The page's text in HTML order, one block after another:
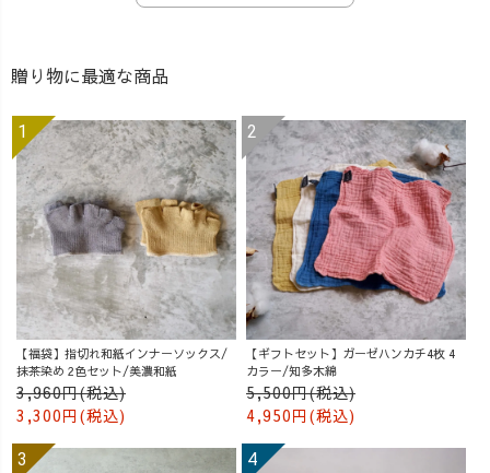
贈り物に最適な商品
【福袋】指切れ和紙インナーソックス/
抹茶染め 2色セット/美濃和紙
3,960円(税込)
3,300円(税込)
【ギフトセット】ガーゼハンカチ4枚 4
カラー/知多木綿
5,500円(税込)
4,950円(税込)